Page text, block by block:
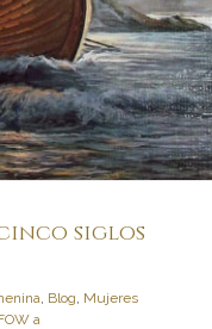
siglos
Blog Mujeres
a